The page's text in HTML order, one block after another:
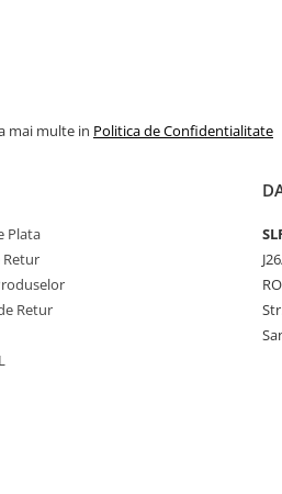
mai multe in Politica de Confidentialitate
Plata
Retur
Retur